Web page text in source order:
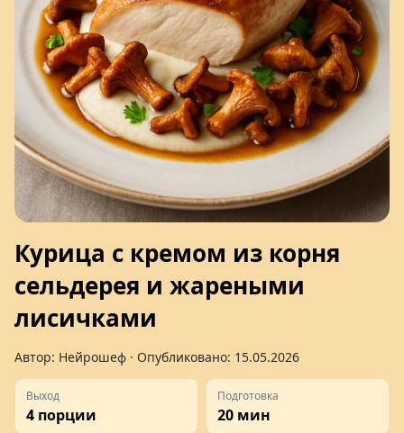
Курица с кремом из корня
сельдерея и жареными
лисичками
Автор: Нейрошеф · Опубликовано: 15.05.2026
Выход
4 порции
Подготовка
20 мин